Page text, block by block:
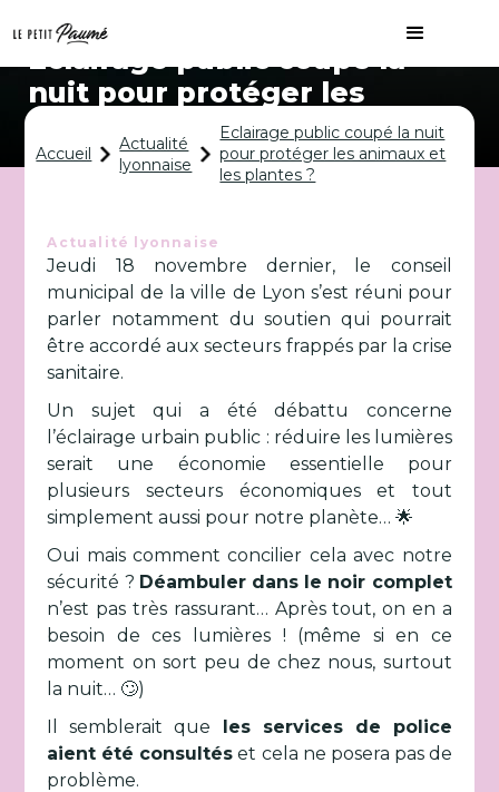
Eclairage public coupé la
nuit pour protéger les
animaux et les plantes ?
Accueil
Actualité
lyonnaise
Eclairage public coupé la nuit
pour protéger les animaux et
les plantes ?
Actualité lyonnaise
Jeudi 18 novembre dernier, le conseil
municipal de la ville de Lyon s’est réuni pour
parler notamment du soutien qui pourrait
être accordé aux secteurs frappés par la crise
sanitaire.
Un sujet qui a été débattu concerne
l’éclairage urbain public : réduire les lumières
serait une économie essentielle pour
plusieurs secteurs économiques et tout
simplement aussi pour notre planète… 🌟
Oui mais comment concilier cela avec notre
sécurité ? Déambuler dans le noir complet
n’est pas très rassurant… Après tout, on en a
besoin de ces lumières ! (même si en ce
moment on sort peu de chez nous, surtout
la nuit… 🙄)
Il semblerait que les services de police
aient été consultés et cela ne posera pas de
problème.